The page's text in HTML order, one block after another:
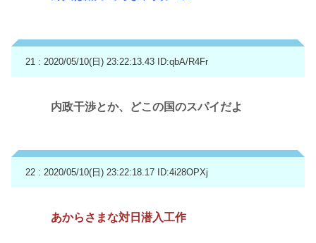
21 : 2020/05/10(日) 23:22:13.43 ID:qbA/R4Fr
内政干渉とか、どこの国のスパイだよ
22 : 2020/05/10(日) 23:22:18.17 ID:4i28OPXj
あからさまな対日潜入工作